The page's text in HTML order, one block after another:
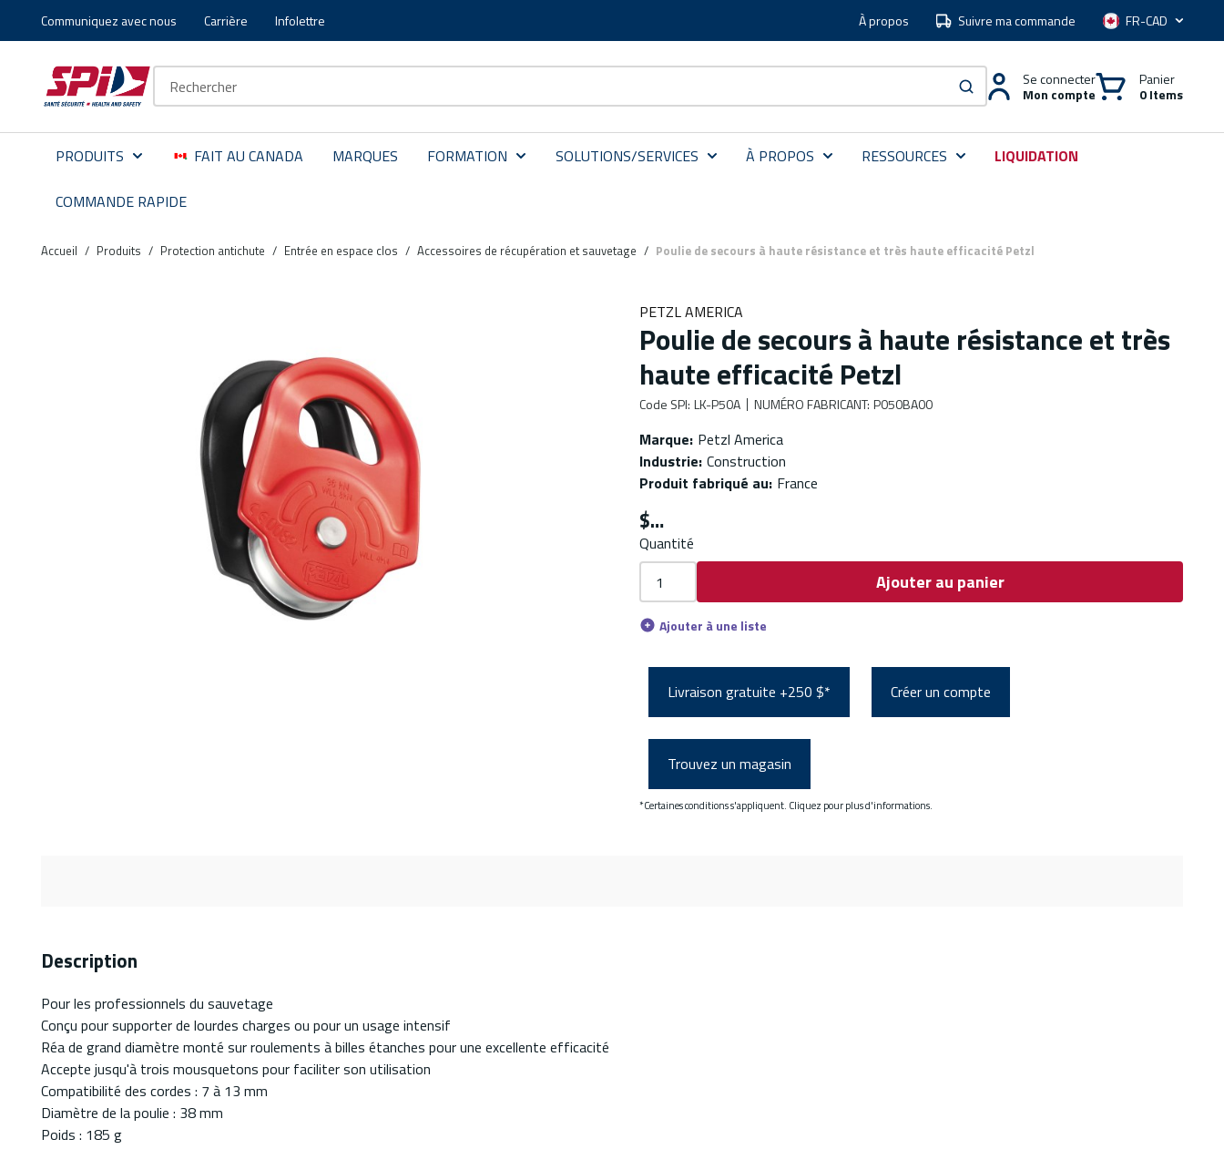
Aller au contenu principal
Skip to menu
Skip to footer
Communiquez avec nous Carrière Infolettre À propos Suivre ma commande Langue
soumettre une recherche
Se connecter
Mon compte
Panier
0 Items
PRODUITS FAIT AU CANADA MARQUES FORMATION SOLUTIONS/SERVICES À PROPOS RESSOURCES LIQUIDATION
COMMANDE RAPIDE
Accueil / Produits / Protection antichute / Entrée en espace clos / Accessoires de récupération et sauvetage / Poulie de secours à haute résistance et très haute efficacité Petzl
PETZL AMERICA
Poulie de secours à haute résistance et très
haute efficacité Petzl
Code SPI: LK-P50A NUMÉRO FABRICANT: P050BA00
Marque: Petzl America
Industrie: Construction
Produit fabriqué au: France
$
Quantité
Ajouter au panier
Ajouter à une liste
Livraison gratuite +250 $* Créer un compte
Trouvez un magasin
*Certaines conditions s'appliquent. Cliquez pour plus d'informations.
Description
Pour les professionnels du sauvetage
Conçu pour supporter de lourdes charges ou pour un usage intensif
Réa de grand diamètre monté sur roulements à billes étanches pour une excellente efficacité
Accepte jusqu'à trois mousquetons pour faciliter son utilisation
Compatibilité des cordes : 7 à 13 mm
Diamètre de la poulie : 38 mm
Poids : 185 g